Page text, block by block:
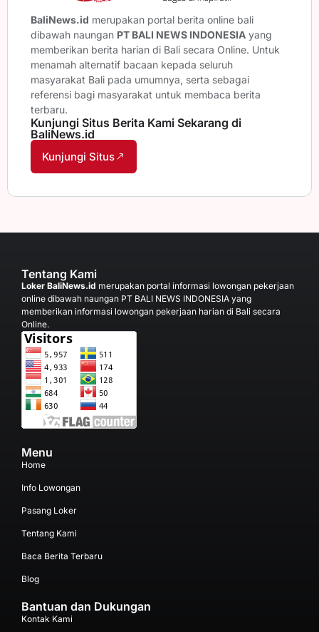
BaliNews.id merupakan portal berita online bali
dibawah naungan PT BALI NEWS INDONESIA yang
memberikan berita harian di Bali secara Online. Untuk
menamah alternatif bacaan kepada seluruh
masyarakat Bali pada umumnya, serta sebagai
referensi bagi masyarakat untuk membaca berita
terbaru.
Kunjungi Situs Berita Kami Sekarang di
BaliNews.id
Kunjungi Situs
Tentang Kami
Loker BaliNews.id merupakan portal informasi lowongan pekerjaan
online dibawah naungan PT BALI NEWS INDONESIA yang
memberikan informasi lowongan pekerjaan harian di Bali secara
Online.
Menu
Home
Info Lowongan
Pasang Loker
Tentang Kami
Baca Berita Terbaru
Blog
Bantuan dan Dukungan
Kontak Kami